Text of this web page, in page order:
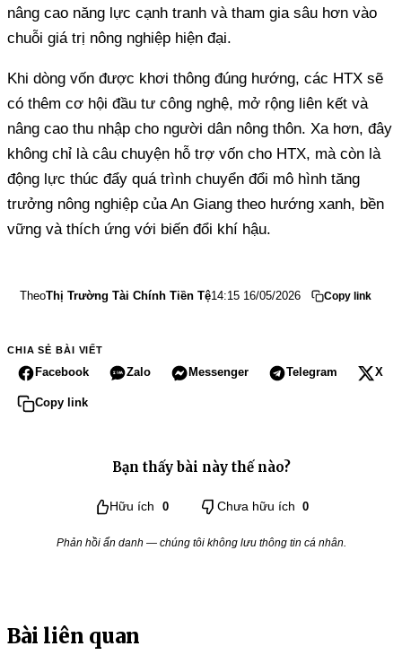
nâng cao năng lực cạnh tranh và tham gia sâu hơn vào
có thêm cơ hội đầu tư công nghệ, mở rộng liên kết và
nâng cao thu nhập cho người dân nông thôn. Xa hơn, đây
không chỉ là câu chuyện hỗ trợ vốn cho HTX, mà còn là
động lực thúc đẩy quá trình chuyển đổi mô hình tăng
trưởng nông nghiệp của An Giang theo hướng xanh, bền
TheoThị Trường Tài Chính Tiền Tệ14:15 16/05/2026 Copy link
CHIA SẺ BÀI VIẾT
Facebook Zalo Messenger Telegram X
Copy link
Bạn thấy bài này thế nào?
Hữu ích 0 Chưa hữu ích 0
Phản hồi ẩn danh — chúng tôi không lưu thông tin cá nhân.
Bài liên quan